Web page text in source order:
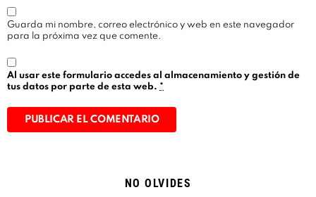
Guarda mi nombre, correo electrónico y web en este navegador
para la próxima vez que comente.
Al usar este formulario accedes al almacenamiento y gestión de
tus datos por parte de esta web. *
NO OLVIDES